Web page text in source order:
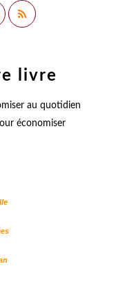
livre
économiser